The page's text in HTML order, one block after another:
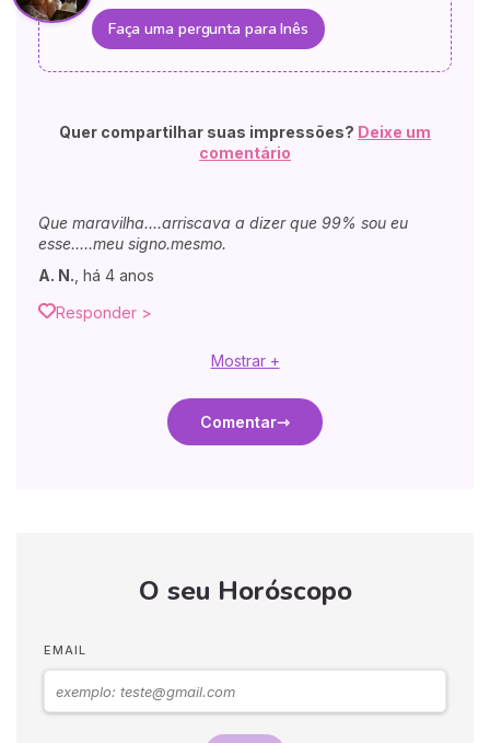
Faça uma pergunta para Inês
Quer compartilhar suas impressões? Deixe um
comentário
Que maravilha....arriscava a dizer que 99% sou eu
esse.....meu signo.mesmo.
A. N. há 4 anos
Responder >
Mostrar +
Comentar
O seu Horóscopo
EMAIL